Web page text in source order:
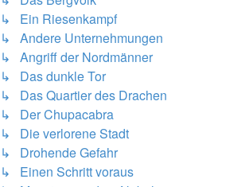
↳ Ein Riesenkampf
↳ Andere Unternehmungen
↳ Angriff der Nordmänner
↳ Das dunkle Tor
↳ Das Quartier des Drachen
↳ Der Chupacabra
↳ Die verlorene Stadt
↳ Drohende Gefahr
↳ Einen Schritt voraus